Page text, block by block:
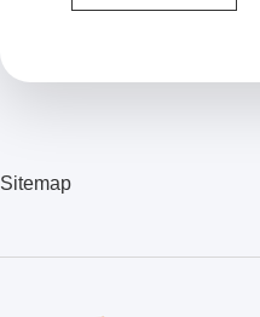
1
Sitemap